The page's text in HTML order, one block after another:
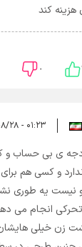
هزینه کند
۰
۰۱:۲۳ - ۱۳۹۶/۰۸/۲۸
ی بی حساب و
و کسی هم
یه طوری
انجام می
زن خیلی